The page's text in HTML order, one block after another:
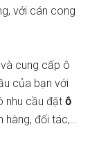
với cán cong
cung cấp ô
của bạn với
nhu cầu đặtô
hàng, đối tác,…